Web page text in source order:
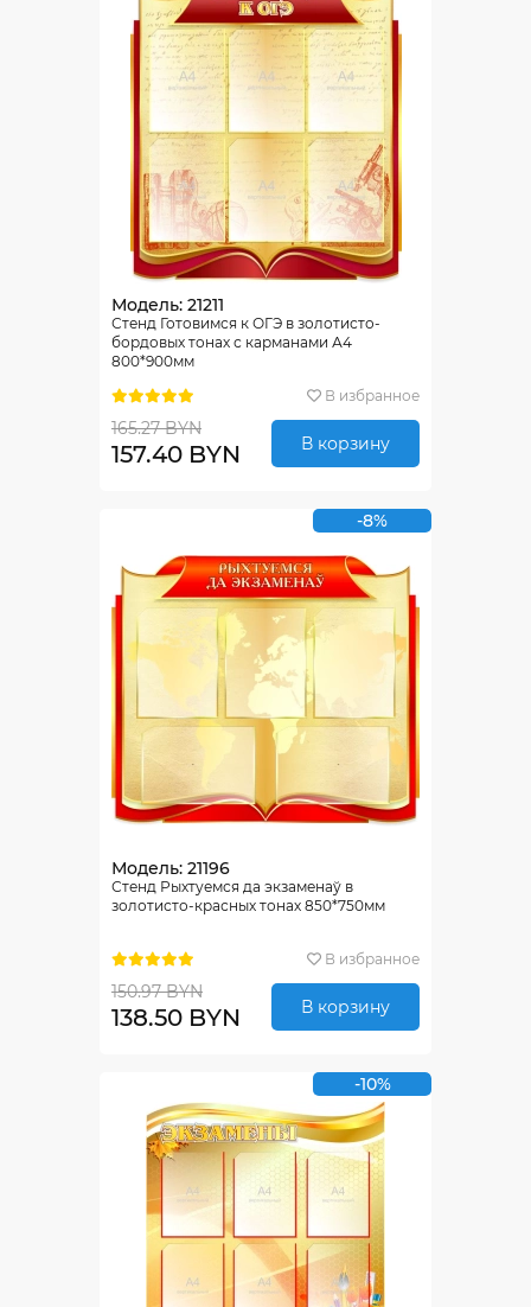
Модель: 21211
Стенд Готовимся к ОГЭ в золотисто-
бордовых тонах с карманами А4
800*900мм
В избранное
165.27 BYN
157.40 BYN В корзину
-8%
Модель: 21196
Стенд Рыхтуемся да экзаменаў в
золотисто-красных тонах 850*750мм
В избранное
150.97 BYN
138.50 BYN В корзину
-10%